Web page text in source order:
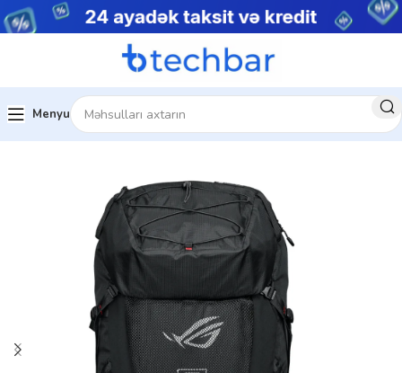
Menyu
Kompüter aksesuarları Noutbuk Çantaları